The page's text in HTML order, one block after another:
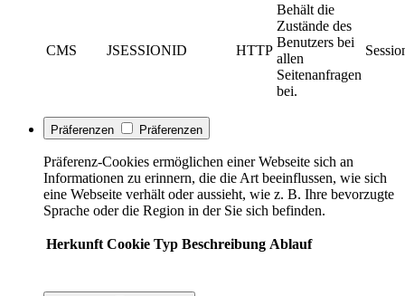
CMS JSESSIONID HTTP
Behält die
Zustände des
Benutzers bei
allen
Seitenanfragen
bei.
Präferenzen Präferenzen
Präferenz-Cookies ermöglichen einer Webseite sich an
Informationen zu erinnern, die die Art beeinflussen, wie sich
eine Webseite verhält oder aussieht, wie z. B. Ihre bevorzugte
Sprache oder die Region in der Sie sich befinden.
Herkunft Cookie Typ Beschreibung Ablauf